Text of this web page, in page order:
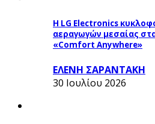
Η LG Electronics
αεραγωγών μεσαίας
«Comfort Anywhere»
ΕΛΕΝΗ ΣΑΡΑΝΤΑΚΗ
30 Ιουλίου 2026